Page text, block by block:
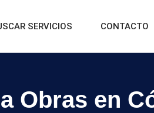
SERVICIOS CONTACTO
Obras en